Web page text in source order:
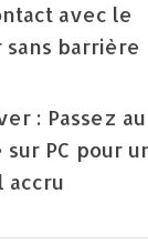
avec le
barrière
: Passez au
PC pour
accru